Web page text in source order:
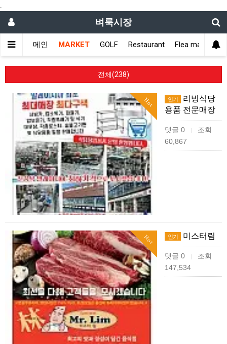
.
벼룩시장
메인 MARKET GOLF Restaurant Flea market
전체(238)
Hot 인기
리빙식당
용품 전문매장
댓글 0 |
조회
60,867
Hot 인기 미스터림
댓글 0 |
조회
147,534